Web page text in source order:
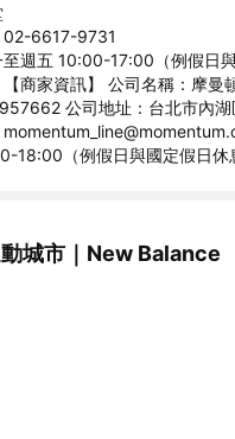
02-6617-9731
週五 10:00-17:00（例假日與
商家資訊】 公司名稱：摩曼
公司地址：台北市內
18:00（例假日與國定假日休
城市｜New Balance